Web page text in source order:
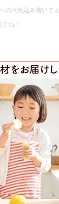
の意気込み書いてま
ね！